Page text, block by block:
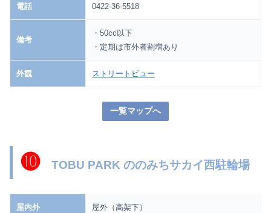
電話 0422-36-5518
備考
・50cc以下
・定期は市外者割増あり
外観 ストリートビュー
一覧マップへ
❿TOBU PARK ののみちサカイ西駐輪場
屋内外 屋外（高架下）